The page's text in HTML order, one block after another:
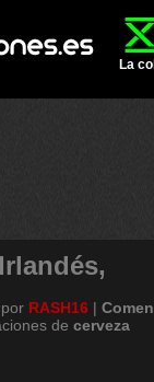
La
por RASH16 |
de cerveza